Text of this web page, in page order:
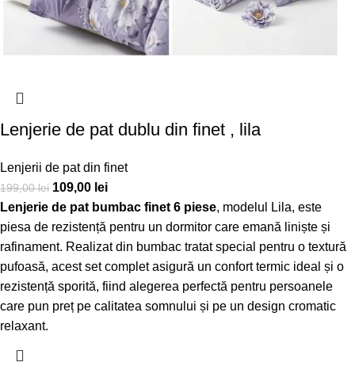
Lenjerie de pat dublu din finet , lila
Lenjerii de pat din finet
199,00lei 109,00 lei
Lenjerie de pat bumbac finet 6 piese, modelul Lila, este
piesa de rezistență pentru un dormitor care emană liniște și
rafinament. Realizat din bumbac tratat special pentru o textură
pufoasă, acest set complet asigură un confort termic ideal și o
rezistență sporită, fiind alegerea perfectă pentru persoanele
care pun preț pe calitatea somnului și pe un design cromatic
relaxant.